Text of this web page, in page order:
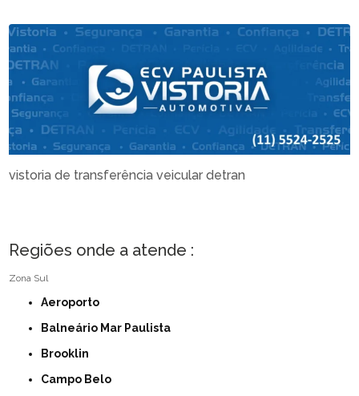
vistoria de transferência veicular detran
Regiões onde a atende :
Zona Sul
Aeroporto
Balneário Mar Paulista
Brooklin
Campo Belo